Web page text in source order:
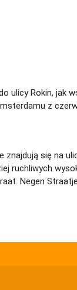
ulicy Rokin,
z
znajdują się na
ruchliwych
Negen